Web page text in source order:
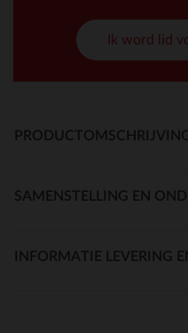
Ik word lid
SAMENSTELLING EN
INFORMATIE LEVERING